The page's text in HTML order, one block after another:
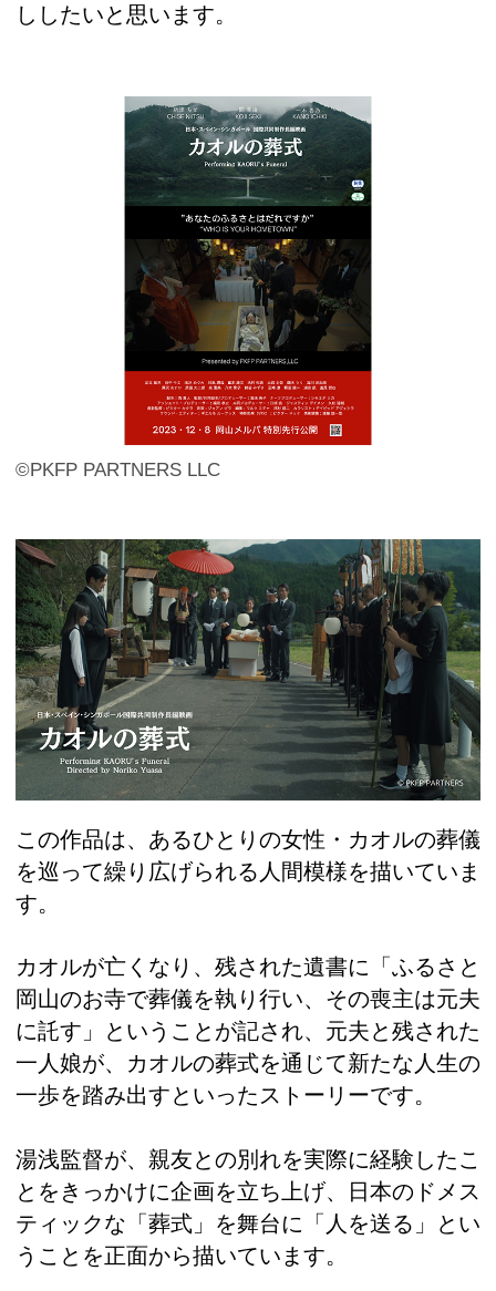
ししたいと思います。
©PKFP PARTNERS LLC
この作品は、あるひとりの女性・カオルの葬儀
を巡って繰り広げられる人間模様を描いていま
す。
カオルが亡くなり、残された遺書に「ふるさと
岡山のお寺で葬儀を執り行い、その喪主は元夫
に託す」ということが記され、元夫と残された
一人娘が、カオルの葬式を通じて新たな人生の
一歩を踏み出すといったストーリーです。
湯浅監督が、親友との別れを実際に経験したこ
とをきっかけに企画を立ち上げ、日本のドメス
ティックな「葬式」を舞台に「人を送る」とい
うことを正面から描いています。